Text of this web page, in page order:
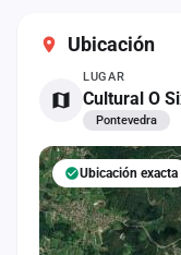
Ubicación
LUGAR
Cultural O
Pontevedra
Ubicación exacta